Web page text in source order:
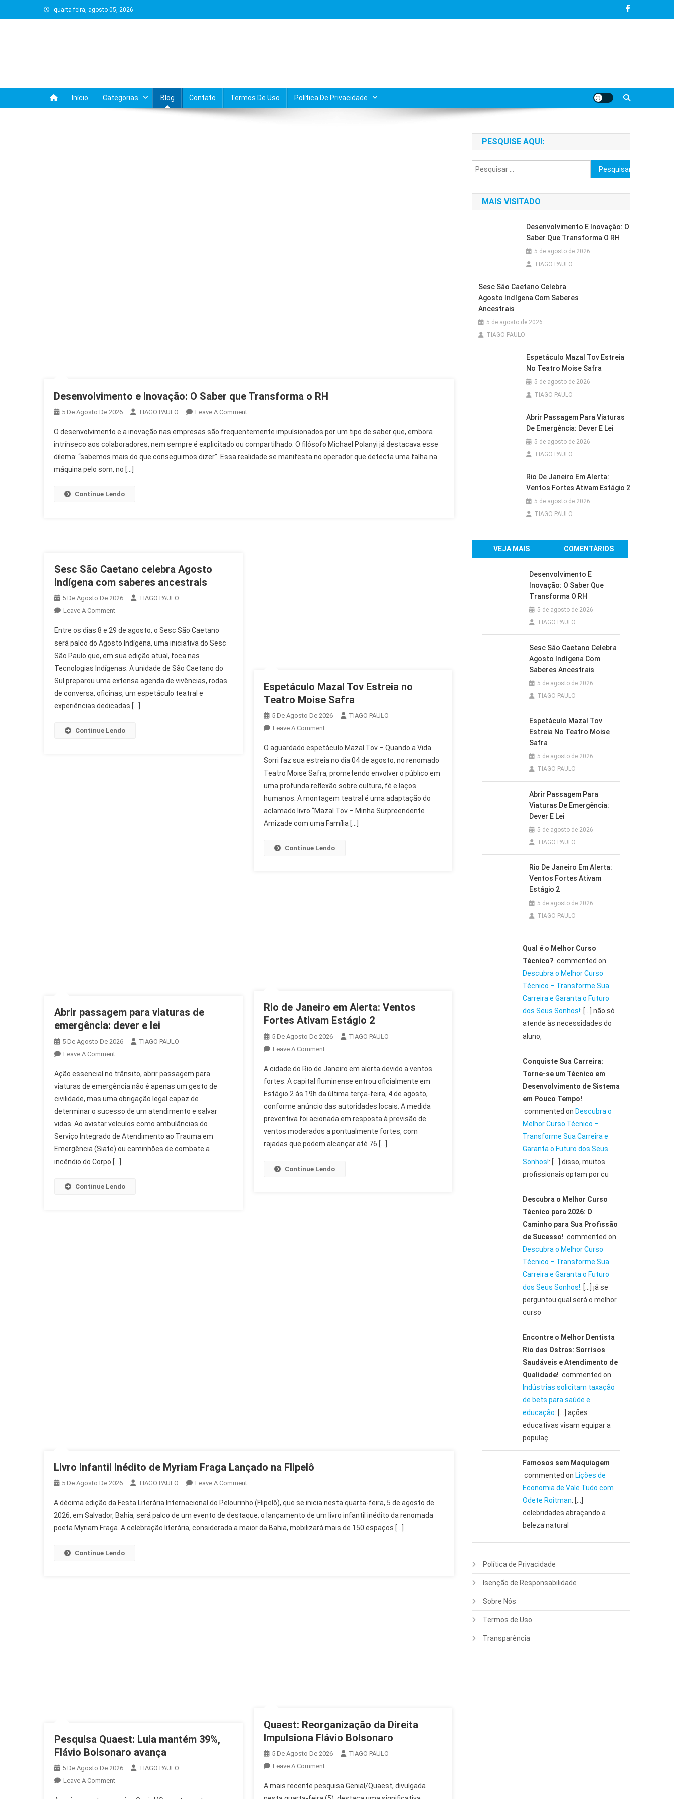
to
quarta-feira, agosto 05, 2026
Início Categorias Blog Contato Termos De Uso Política De Privacidade
Desenvolvimento e Inovação: O Saber que Transforma o RH
5 De Agosto De 2026 TIAGO PAULO Leave A CommentOn
E
Inovação:
O
O desenvolvimento e a inovação nas empresas são frequentemente impulsionados por um tipo de saber que, embora
intrínseco aos colaboradores, nem sempre é explicitado ou compartilhado. O filósofo Michael Polanyi já destacava esse
dilema: “sabemos mais do que conseguimos dizer”. Essa realidade se manifesta no operador que detecta uma falha na
máquina pelo som, no […]
Continue Lendo
Sesc São Caetano celebra Agosto
Indígena com saberes ancestrais
5 De Agosto De 2026
TIAGO PAULO
Leave A CommentOn
São
Caetano
Celebra
Agosto
Indígena
Com
Saberes
Entre os dias 8 e 29 de agosto, o Sesc São Caetano
será palco do Agosto Indígena, uma iniciativa do Sesc
São Paulo que, em sua edição atual, foca nas
Tecnologias Indígenas. A unidade de São Caetano do
Sul preparou uma extensa agenda de vivências, rodas
de conversa, oficinas, um espetáculo teatral e
experiências dedicadas […]
Continue Lendo
Espetáculo Mazal Tov Estreia no
Teatro Moise Safra
5 De Agosto De 2026
TIAGO PAULO
Leave A CommentOn
Mazal
Tov
Estreia
No
Teatro
Moise
Safra
O aguardado espetáculo Mazal Tov – Quando a Vida
Sorri faz sua estreia no dia 04 de agosto, no renomado
Teatro Moise Safra, prometendo envolver o público em
uma profunda reflexão sobre cultura, fé e laços
humanos. A montagem teatral é uma adaptação do
aclamado livro “Mazal Tov – Minha Surpreendente
Amizade com uma Família […]
Continue Lendo
Abrir passagem para viaturas de
emergência: dever e lei
5 De Agosto De 2026
TIAGO PAULO
Leave A CommentOn
Passagem
Para
Viaturas
De
Emergência:
Dever
E
Lei
Ação essencial no trânsito, abrir passagem para
viaturas de emergência não é apenas um gesto de
civilidade, mas uma obrigação legal capaz de
determinar o sucesso de um atendimento e salvar
vidas. Ao avistar veículos como ambulâncias do
Serviço Integrado de Atendimento ao Trauma em
Emergência (Siate) ou caminhões de combate a
incêndio do Corpo […]
Continue Lendo
Rio de Janeiro em Alerta: Ventos
Fortes Ativam Estágio 2
5 De Agosto De 2026
TIAGO PAULO
Leave A CommentOn
De
Janeiro
Em
Alerta:
Ventos
Fortes
Ativam
A cidade do Rio de Janeiro em alerta devido a ventos
fortes. A capital fluminense entrou oficialmente em
Estágio 2 às 19h da última terça-feira, 4 de agosto,
conforme anúncio das autoridades locais. A medida
preventiva foi acionada em resposta à previsão de
ventos moderados a pontualmente fortes, com
rajadas que podem alcançar até 76 […]
Continue Lendo
Livro Infantil Inédito de Myriam Fraga Lançado na Flipelô
5 De Agosto De 2026 TIAGO PAULO Leave A CommentOn
Infantil
Inédito
De
A décima edição da Festa Literária Internacional do Pelourinho (Flipelô), que se inicia nesta quarta-feira, 5 de agosto de
2026, em Salvador, Bahia, será palco de um evento de destaque: o lançamento de um livro infantil inédito da renomada
poeta Myriam Fraga. A celebração literária, considerada a maior da Bahia, mobilizará mais de 150 espaços […]
Continue Lendo
Pesquisa Quaest: Lula mantém 39%,
Flávio Bolsonaro avança
5 De Agosto De 2026
TIAGO PAULO
Leave A CommentOn
Quaest: Reorganização da Direita
Impulsiona Flávio Bolsonaro
5 De Agosto De 2026
TIAGO PAULO
Leave A CommentOn
Reorganização
A mais recente pesquisa Genial/Quaest, divulgada
PESQUISE AQUI:
Pesquisar
por:
MAIS VISITADO
Desenvolvimento E Inovação: O
Saber Que Transforma O RH
5 de agosto de 2026
TIAGO PAULO
Sesc São Caetano Celebra
Agosto Indígena Com Saberes
Ancestrais
5 de agosto de 2026
TIAGO PAULO
Espetáculo Mazal Tov Estreia
No Teatro Moise Safra
5 de agosto de 2026
TIAGO PAULO
Abrir Passagem Para Viaturas
De Emergência: Dever E Lei
5 de agosto de 2026
TIAGO PAULO
Rio De Janeiro Em Alerta:
Ventos Fortes Ativam Estágio 2
5 de agosto de 2026
TIAGO PAULO
VEJA MAIS COMENTÁRIOS
Desenvolvimento E
Inovação: O Saber Que
Transforma O RH
5 de agosto de 2026
TIAGO PAULO
Sesc São Caetano Celebra
Agosto Indígena Com
Saberes Ancestrais
5 de agosto de 2026
TIAGO PAULO
Espetáculo Mazal Tov
Estreia No Teatro Moise
Safra
5 de agosto de 2026
TIAGO PAULO
Abrir Passagem Para
Viaturas De Emergência:
Dever E Lei
5 de agosto de 2026
TIAGO PAULO
Rio De Janeiro Em Alerta:
Ventos Fortes Ativam
Estágio 2
5 de agosto de 2026
TIAGO PAULO
Qual é o Melhor Curso
Técnico? commented on
Descubra o Melhor Curso
Técnico – Transforme Sua
Carreira e Garanta o Futuro
dos Seus Sonhos!: […] não só
atende às necessidades do
aluno,
Conquiste Sua Carreira:
Torne-se um Técnico em
Desenvolvimento de Sistema
em Pouco Tempo!
commented on Descubra o
Melhor Curso Técnico –
Transforme Sua Carreira e
Garanta o Futuro dos Seus
Sonhos!: […] disso, muitos
profissionais optam por cu
Descubra o Melhor Curso
Técnico para 2026: O
Caminho para Sua Profissão
de Sucesso! commented on
Descubra o Melhor Curso
Técnico – Transforme Sua
Carreira e Garanta o Futuro
dos Seus Sonhos!: […] já se
perguntou qual será o melhor
curso
Encontre o Melhor Dentista
Rio das Ostras: Sorrisos
Saudáveis e Atendimento de
Qualidade! commented on
Indústrias solicitam taxação
de bets para saúde e
educação: […] ações
educativas visam equipar a
populaç
Famosos sem Maquiagem
commented on Lições de
Economia de Vale Tudo com
Odete Roitman: […]
celebridades abraçando a
beleza natural
Política de Privacidade
Isenção de Responsabilidade
Sobre Nós
Termos de Uso
Transparência